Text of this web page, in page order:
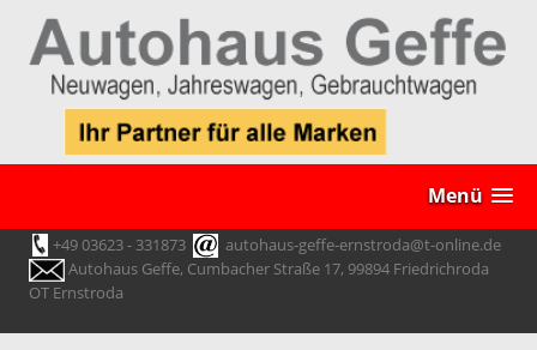
Menü
+49 03623 - 331873
autohaus-geffe-ernstroda@t-online.de
Autohaus Geffe, Cumbacher Straße 17, 99894 Friedrichroda
OT Ernstroda